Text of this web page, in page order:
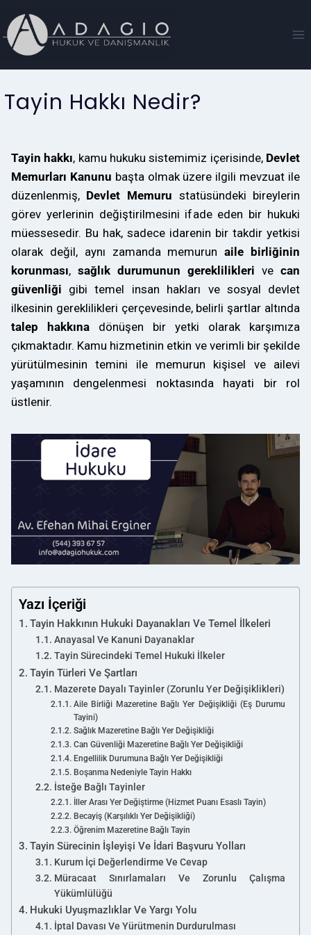
Tayin Hakkı Nedir?
Tayin hakkı, kamu hukuku sistemimiz içerisinde, Devlet
Memurları Kanunu başta olmak üzere ilgili mevzuat ile
düzenlenmiş, Devlet Memuru statüsündeki bireylerin
görev yerlerinin değiştirilmesini ifade eden bir hukuki
müessesedir. Bu hak, sadece idarenin bir takdir yetkisi
olarak değil, aynı zamanda memurunaile birliğinin
korunması, sağlık durumunun gereklilikleri vecan
güvenliği gibi temel insan hakları ve sosyal devlet
ilkesinin gereklilikleri çerçevesinde, belirli şartlar altında
talep hakkınadönüşen bir yetki olarak karşımıza
çıkmaktadır. Kamu hizmetinin etkin ve verimli bir şekilde
yürütülmesinin temini ile memurun kişisel ve ailevi
yaşamının dengelenmesi noktasında hayati bir rol
üstlenir.
Yazı İçeriği
Tayin Hakkının Hukuki Dayanakları Ve Temel İlkeleri
Anayasal Ve Kanuni Dayanaklar
Tayin Sürecindeki Temel Hukuki İlkeler
Tayin Türleri Ve Şartları
Mazerete Dayalı Tayinler (Zorunlu Yer Değişiklikleri)
Aile Birliği Mazeretine Bağlı Yer Değişikliği (Eş Durumu
Tayini)
Sağlık Mazeretine Bağlı Yer Değişikliği
Can Güvenliği Mazeretine Bağlı Yer Değişikliği
Engellilik Durumuna Bağlı Yer Değişikliği
Boşanma Nedeniyle Tayin Hakkı
İsteğe Bağlı Tayinler
İller Arası Yer Değiştirme (Hizmet Puanı Esaslı Tayin)
Becayiş (Karşılıklı Yer Değişikliği)
Öğrenim Mazeretine Bağlı Tayin
Tayin Sürecinin İşleyişi Ve İdari Başvuru Yolları
Kurum İçi Değerlendirme Ve Cevap
Müracaat Sınırlamaları Ve Zorunlu Çalışma
Yükümlülüğü
Hukuki Uyuşmazlıklar Ve Yargı Yolu
İptal Davası Ve Yürütmenin Durdurulması